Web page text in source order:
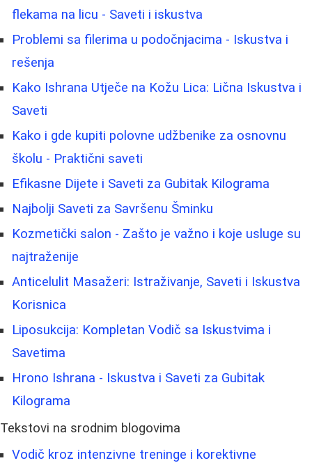
flekama na licu - Saveti i iskustva
Problemi sa filerima u podočnjacima - Iskustva i
rešenja
Kako Ishrana Utječe na Kožu Lica: Lična Iskustva i
Saveti
Kako i gde kupiti polovne udžbenike za osnovnu
školu - Praktični saveti
Efikasne Dijete i Saveti za Gubitak Kilograma
Najbolji Saveti za Savršenu Šminku
Kozmetički salon - Zašto je važno i koje usluge su
najtraženije
Anticelulit Masažeri: Istraživanje, Saveti i Iskustva
Korisnica
Liposukcija: Kompletan Vodič sa Iskustvima i
Savetima
Hrono Ishrana - Iskustva i Saveti za Gubitak
Kilograma
Tekstovi na srodnim blogovima
Vodič kroz intenzivne treninge i korektivne